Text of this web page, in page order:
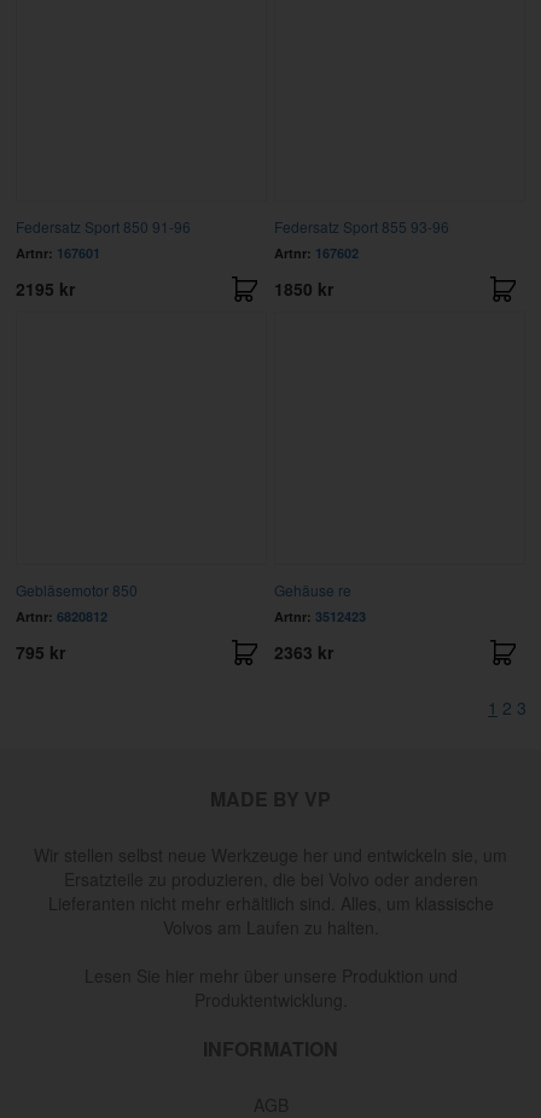
Federsatz Sport 850 91-96
Artnr: 167601
2195 kr
Federsatz Sport 855 93-96
Artnr: 167602
1850 kr
Gebläsemotor 850
Artnr: 6820812
795 kr
Gehäuse re
Artnr: 3512423
2363 kr
1 2 3